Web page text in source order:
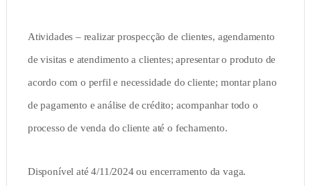
Atividades – realizar prospecção de clientes, agendamento
de visitas e atendimento a clientes; apresentar o produto de
acordo com o perfil e necessidade do cliente; montar plano
de pagamento e análise de crédito; acompanhar todo o
processo de venda do cliente até o fechamento.
Disponível até 4/11/2024 ou encerramento da vaga.